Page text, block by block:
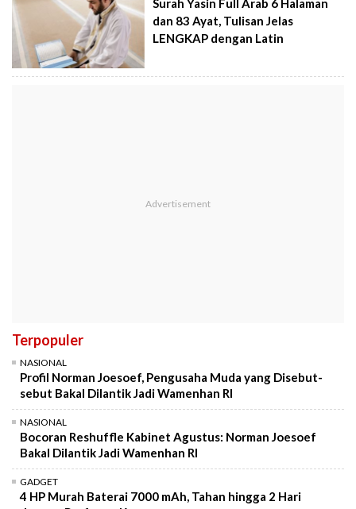
dan 83 Ayat, Tulisan Jelas
LENGKAP dengan Latin
Terpopuler
NASIONAL
Profil Norman Joesoef, Pengusaha Muda yang Disebut-
sebut Bakal Dilantik Jadi Wamenhan RI
NASIONAL
Bocoran Reshuffle Kabinet Agustus: Norman Joesoef
Bakal Dilantik Jadi Wamenhan RI
GADGET
4 HP Murah Baterai 7000 mAh, Tahan hingga 2 Hari